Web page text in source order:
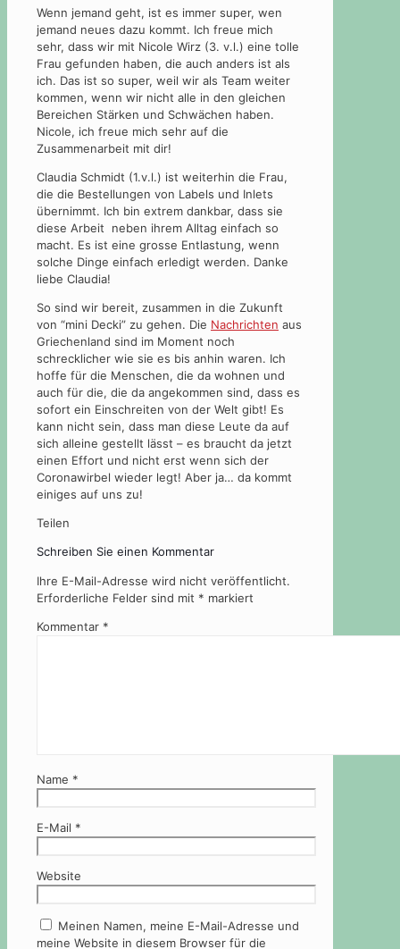
Wenn jemand geht, ist es immer super, wen
jemand neues dazu kommt. Ich freue mich
sehr, dass wir mit Nicole Wirz (3. v.l.) eine tolle
Frau gefunden haben, die auch anders ist als
ich. Das ist so super, weil wir als Team weiter
kommen, wenn wir nicht alle in den gleichen
Bereichen Stärken und Schwächen haben.
Nicole, ich freue mich sehr auf die
Zusammenarbeit mit dir!
Claudia Schmidt (1.v.l.) ist weiterhin die Frau,
die die Bestellungen von Labels und Inlets
übernimmt. Ich bin extrem dankbar, dass sie
diese Arbeit neben ihrem Alltag einfach so
macht. Es ist eine grosse Entlastung, wenn
solche Dinge einfach erledigt werden. Danke
liebe Claudia!
So sind wir bereit, zusammen in die Zukunft
von “mini Decki” zu gehen. Die Nachrichten aus
Griechenland sind im Moment noch
schrecklicher wie sie es bis anhin waren. Ich
hoffe für die Menschen, die da wohnen und
auch für die, die da angekommen sind, dass es
sofort ein Einschreiten von der Welt gibt! Es
kann nicht sein, dass man diese Leute da auf
sich alleine gestellt lässt – es braucht da jetzt
einen Effort und nicht erst wenn sich der
Coronawirbel wieder legt! Aber ja… da kommt
einiges auf uns zu!
Teilen
Schreiben Sie einen Kommentar
Ihre E-Mail-Adresse wird nicht veröffentlicht.
Erforderliche Felder sind mit * markiert
Kommentar *
Name *
E-Mail *
Website
Meinen Namen, meine E-Mail-Adresse und
meine Website in diesem Browser für die